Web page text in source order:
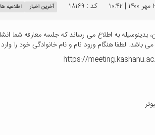
کد : ۱۸۱۶۹ آخرین اخبار اطلاعیه ها
https://